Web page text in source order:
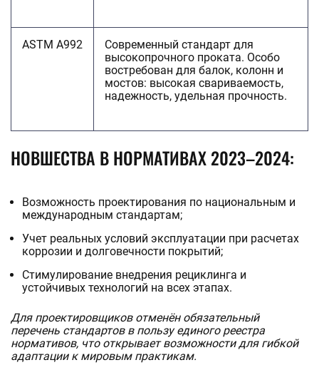
ASTM A992
Современный стандарт для
высокопрочного проката. Особо
востребован для балок, колонн и
мостов: высокая свариваемость,
надежность, удельная прочность.
НОВШЕСТВА В НОРМАТИВАХ 2023–2024:
Возможность проектирования по национальным и
международным стандартам;
Учет реальных условий эксплуатации при расчетах
коррозии и долговечности покрытий;
Стимулирование внедрения рециклинга и
устойчивых технологий на всех этапах.
Для проектировщиков отменён обязательный
перечень стандартов в пользу единого реестра
нормативов, что открывает возможности для гибкой
адаптации к мировым практикам.